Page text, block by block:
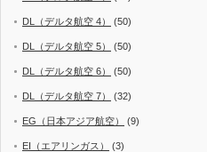
DL（デルタ航空 4） (50)
DL（デルタ航空 5） (50)
DL（デルタ航空 6） (50)
DL（デルタ航空 7） (32)
EG（日本アジア航空） (9)
EI（エアリンガス） (3)